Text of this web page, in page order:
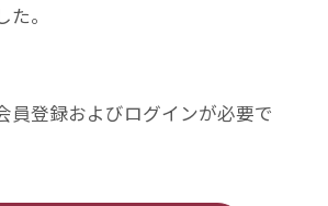
。
登録およびログインが必要で